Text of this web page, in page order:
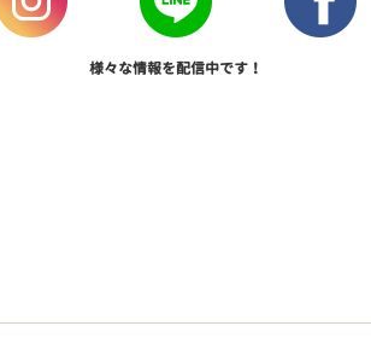
様々な情報を配信中です！